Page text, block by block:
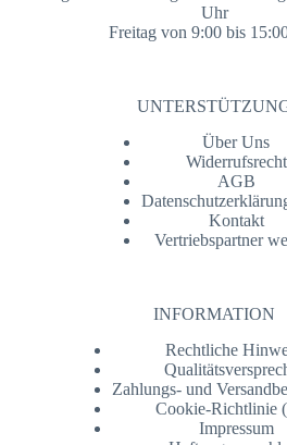
Uhr
Freitag von 9:00 bis
Über Uns
Widerrufsrecht
AGB
Kontakt
Vertriebspartner
INFORMATION
Rechtliche
Zahlungs- und
Cookie-Richtlinie
Impressum